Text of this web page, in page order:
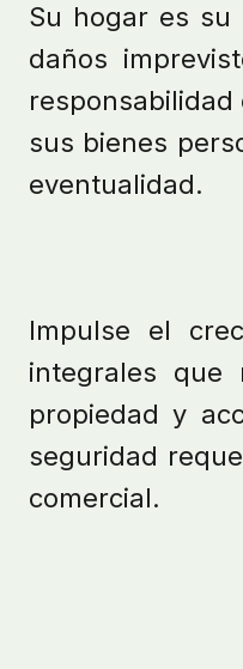
Su hogar es su
daños
sus bienes
eventualidad.
Impulse el
integrales que
propiedad y
seguridad
comercial.